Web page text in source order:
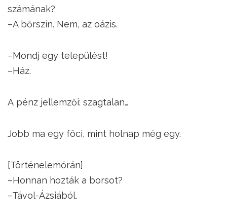
számának?
–A bőrszín. Nem, az oázis.
–Mondj egy települést!
–Ház.
A pénz jellemzői: szagtalan…
Jobb ma egy föci, mint holnap még egy.
[Történelemórán]
–Honnan hozták a borsot?
–Távol-Ázsiából.